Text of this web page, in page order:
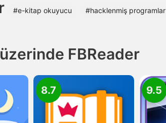
#e-kitap okuyucu #hacklenmiş programlar
FBReader
8.7 9.5